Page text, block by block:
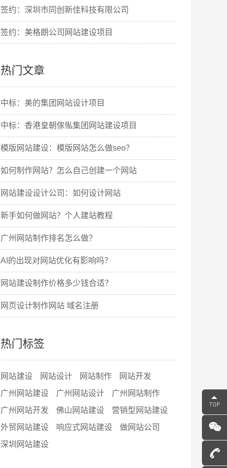
签约：深圳市同创新佳科技有限公司
签约：美格朗公司网站建设项目
热门文章
中标：美的集团网站设计项目
中标：香港皇朝傢俬集团网站建设项目
模版网站建设：模版网站怎么做seo？
如何制作网站？怎么自己创建一个网站
网站建设设计公司：如何设计网站
新手如何做网站？个人建站教程
广州网站制作排名怎么做？
AI的出现对网站优化有影响吗？
网站建设制作价格多少钱合适？
网页设计制作网站 域名注册
热门标签
网站建设 网站设计 网站制作
网站开发
广州网站建设
广州网站设计
广州网站制作
广州网站开发
佛山网站建设
营销型网站建设
外贸网站建设
响应式网站建设
做网站公司
深圳网站建设